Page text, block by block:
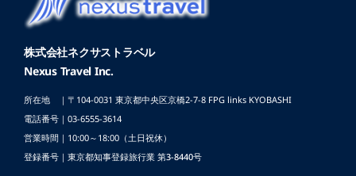
株式会社ネクサストラベル
Nexus Travel Inc.
所在地 ｜〒104-0031 東京都中央区京橋2-7-8 FPG links KYOBASHI
電話番号｜03-6555-3614
営業時間｜10:00～18:00（土日祝休）
登録番号｜東京都知事登録旅行業 第3-8440号